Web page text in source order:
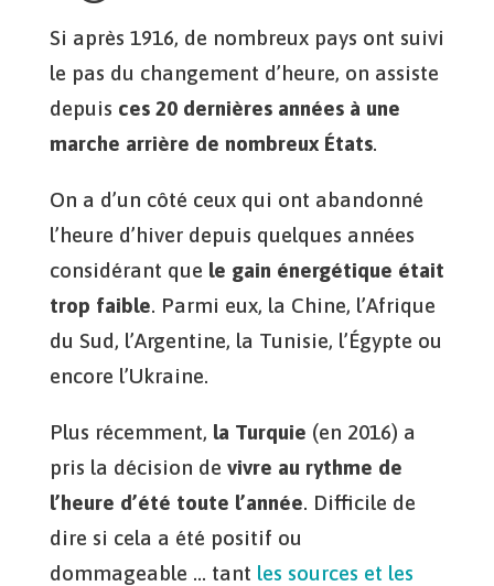
Si après 1916, de nombreux pays ont suivi
le pas du changement d’heure, on assiste
depuis ces 20 dernières années à une
marche arrière de nombreux États.
On a d’un côté ceux qui ont abandonné
l’heure d’hiver depuis quelques années
considérant que le gain énergétique était
trop faible. Parmi eux, la Chine, l’Afrique
du Sud, l’Argentine, la Tunisie, l’Égypte ou
encore l’Ukraine.
Plus récemment, la Turquie (en 2016) a
pris la décision de vivre au rythme de
l’heure d’été toute l’année. Difficile de
dire si cela a été positif ou
dommageable … tant les sources et les